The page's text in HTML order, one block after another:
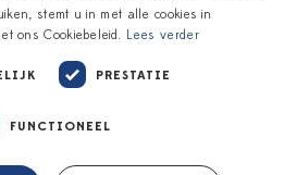
Zakelijk
stemt u in met alle cookies in
ons Cookiebeleid. Lees verder
PRESTATIE
FUNCTIONEEL